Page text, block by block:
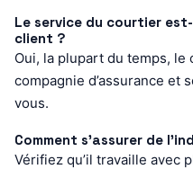
Le service du courtier
client ?
Oui, la plupart du temps,
compagnie d’assurance et
vous.
Comment s’assurer de
Vérifiez qu’il travaille avec